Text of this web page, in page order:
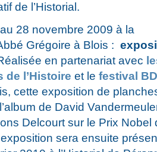
de l’Historial.
28 novembre 2009 à la
Grégoire à Blois :
en partenariat avec
de l’Histoire et le festival BD
cette exposition de
de David
Delcourt sur le Prix Nobel
sera ensuite